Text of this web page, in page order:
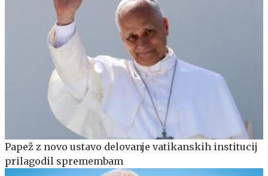
Papež z novo ustavo delovanje vatikanskih institucij
prilagodil spremembam